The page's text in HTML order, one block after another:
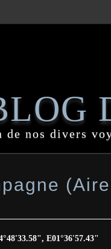
de nos divers
E01°36'57.43"